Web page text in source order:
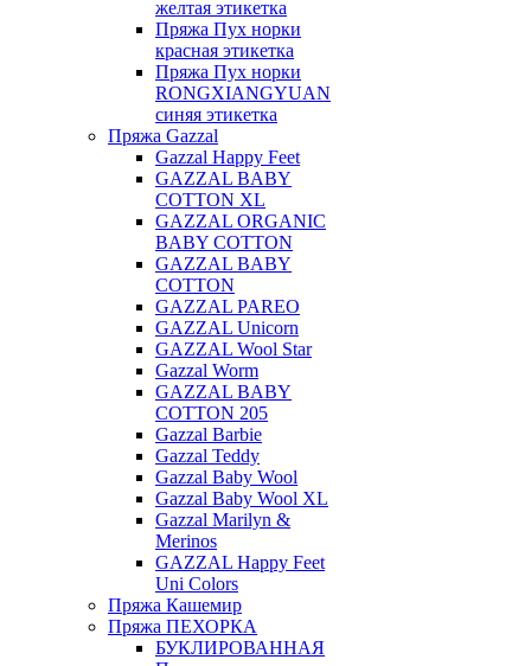
желтая этикетка
Пряжа Пух норки
красная этикетка
Пряжа Пух норки
RONGXIANGYUAN
синяя этикетка
Пряжа Gazzal
Gazzal Happy Feet
GAZZAL BABY
COTTON XL
GAZZAL ORGANIC
BABY COTTON
GAZZAL BABY
COTTON
GAZZAL PAREO
GAZZAL Unicorn
GAZZAL Wool Star
Gazzal Worm
GAZZAL BABY
COTTON 205
Gazzal Barbie
Gazzal Teddy
Gazzal Baby Wool
Gazzal Baby Wool XL
Gazzal Marilyn &
Merinos
GAZZAL Happy Feet
Uni Colors
Пряжа Кашемир
Пряжа ПЕХОРКА
БУКЛИРОВАННАЯ